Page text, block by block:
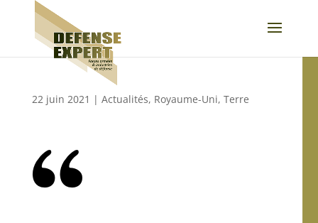
22 juin 2021 | Actualités, Royaume-Uni, Terre